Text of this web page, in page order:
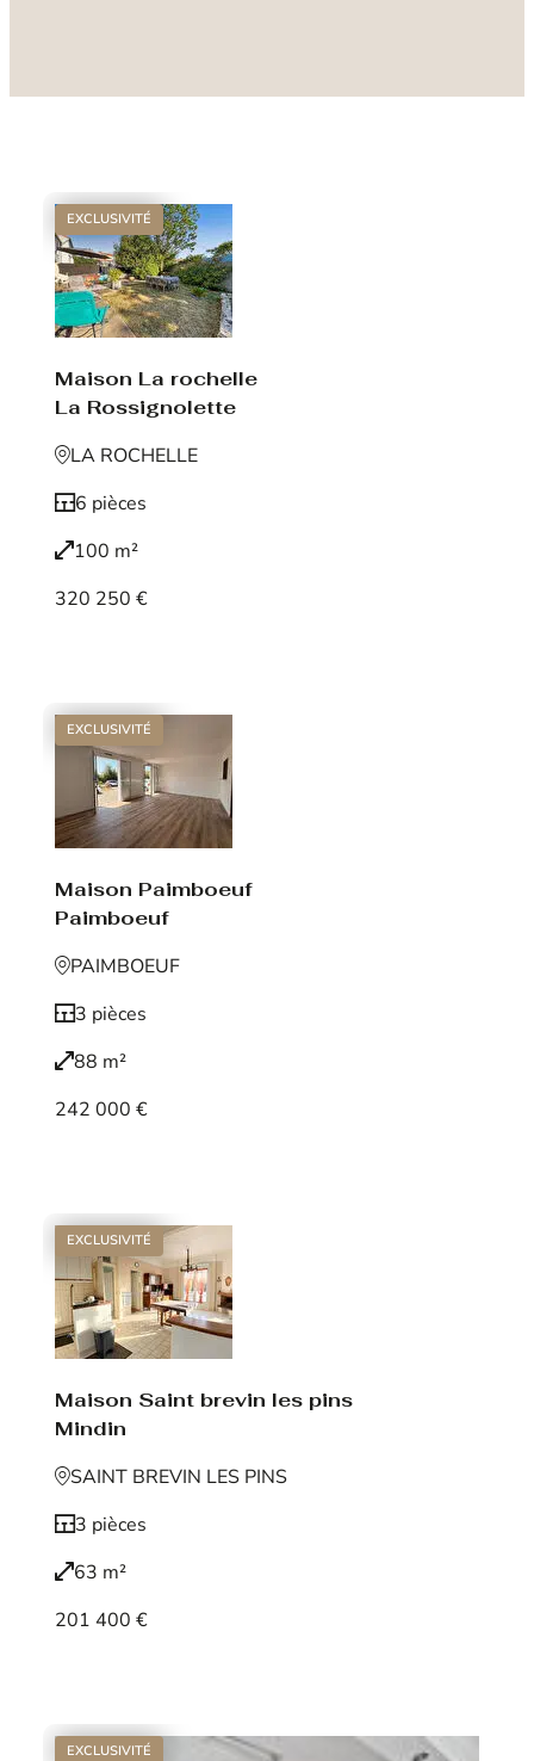
EXCLUSIVITÉ
Maison La rochelle
La Rossignolette
LA ROCHELLE
6 pièces
100 m²
320 250 €
EXCLUSIVITÉ
Maison Paimboeuf
Paimboeuf
PAIMBOEUF
3 pièces
88 m²
242 000 €
EXCLUSIVITÉ
Maison Saint brevin les pins
Mindin
SAINT BREVIN LES PINS
3 pièces
63 m²
201 400 €
EXCLUSIVITÉ